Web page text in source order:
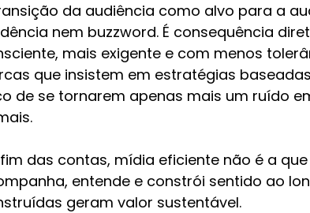
da audiência como alvo para a
nem buzzword. É consequência
mais exigente e com menos
que insistem em estratégias
de se tornarem apenas mais um ruído
das contas, mídia eficiente não é a
entende e constrói sentido ao
geram valor sustentável.